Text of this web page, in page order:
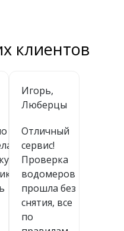
клиентов
Игорь,
Люберцы
Отличный
сервис!
Проверка
водомеров
прошла без
снятия, все
по